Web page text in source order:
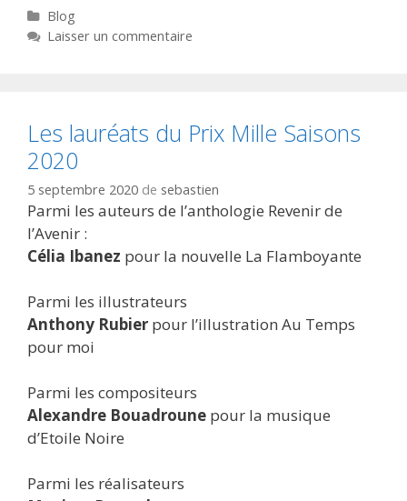
Catégories
Blog
Laisser un commentaire
Les lauréats du Prix Mille Saisons
2020
5 septembre 2020 de sebastien
Parmi les auteurs de l’anthologie Revenir de
l’Avenir :
Célia Ibanez pour la nouvelle La Flamboyante
Parmi les illustrateurs
Anthony Rubier pour l’illustration Au Temps
pour moi
Parmi les compositeurs
Alexandre Bouadroune pour la musique
d’Etoile Noire
Parmi les réalisateurs